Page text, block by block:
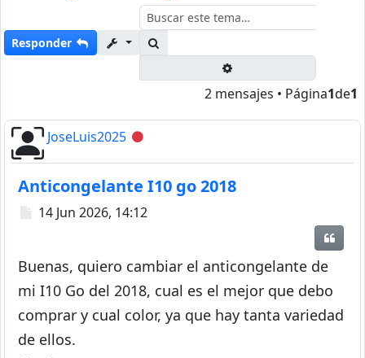
Responder
2 mensajes • Página1de1
JoseLuis2025 Desconectado
Anticongelante I10 go 2018
Mensaje
14 Jun 2026, 14:12
Buenas, quiero cambiar el anticongelante de
mi I10 Go del 2018, cual es el mejor que debo
comprar y cual color, ya que hay tanta variedad
de ellos.